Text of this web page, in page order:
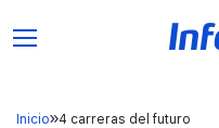
Inicio 4 carreras del futuro